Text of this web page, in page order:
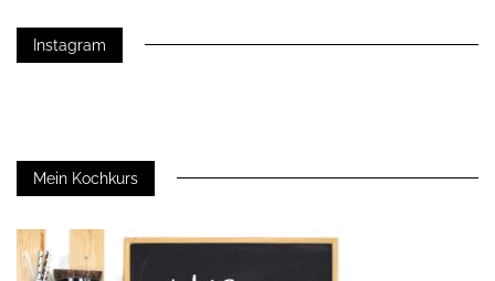
Instagram
Mein Kochkurs